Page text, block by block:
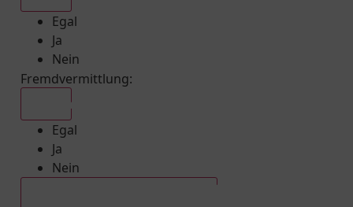
Egal
Ja
Nein
Fremdvermittlung:
Egal
Ja
Nein